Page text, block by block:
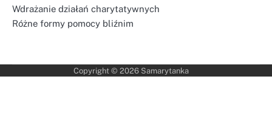
Wdrażanie działań charytatywnych
Różne formy pomocy bliźnim
Copyright © 2026 Samarytanka